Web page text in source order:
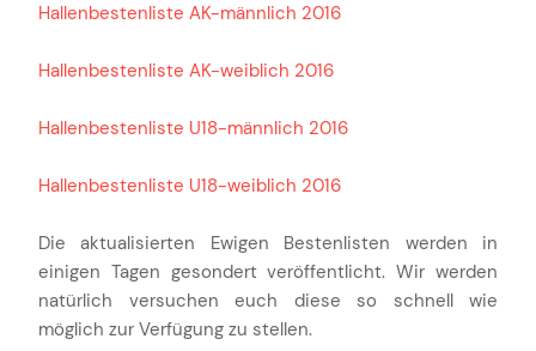
Hallenbestenliste AK-männlich 2016
Hallenbestenliste AK-weiblich 2016
Hallenbestenliste U18-männlich 2016
Hallenbestenliste U18-weiblich 2016
Die aktualisierten Ewigen Bestenlisten werden in
einigen Tagen gesondert veröffentlicht. Wir werden
natürlich versuchen euch diese so schnell wie
möglich zur Verfügung zu stellen.